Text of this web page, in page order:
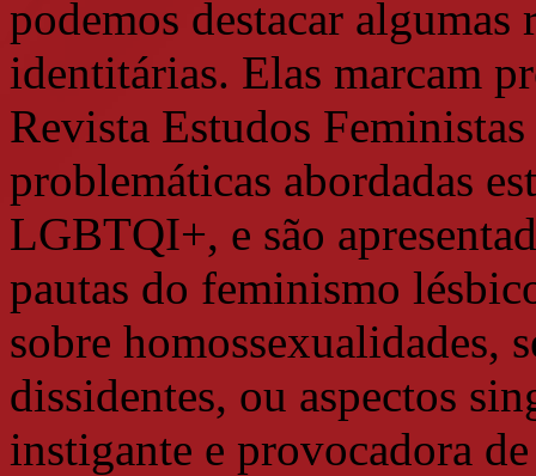
podemos destacar algumas
identitárias. Elas marcam
Revista Estudos
problemáticas abordadas
LGBTQI+, e são
pautas do feminismo
sobre homossexualidades,
dissidentes, ou aspectos
instigante e provocadora